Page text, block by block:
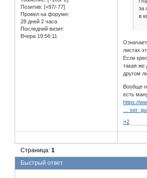
Позитив: [+97/-77]
Провел на форуме:
28 дней 2 часа
Последний визит:
Вчера 19:56:11
за
в
листах
Если
такая же
другом
Вообще
есть
https://
…
+2
Страница:1
Быстрый ответ